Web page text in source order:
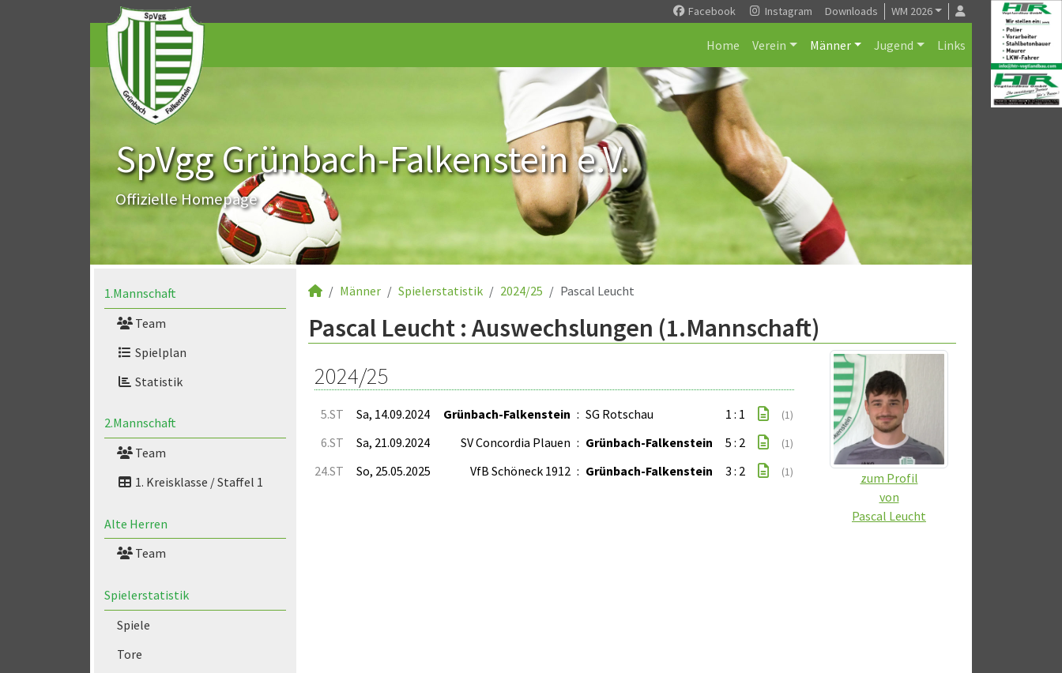
Facebook Instagram Downloads WM 2026
Home Verein Männer Jugend Links
SpVgg Grünbach-Falkenstein e.V.
Offizielle Homepage
1.Mannschaft
Team
Spielplan
Statistik
2.Mannschaft
Team
1. Kreisklasse / Staffel 1
Alte Herren
Team
Spielerstatistik
Spiele
Tore
Männer Spielerstatistik 2024/25 Pascal Leucht
Pascal Leucht : Auswechslungen (1.Mannschaft)
zum Profil
von
Pascal Leucht
2024/25
5.ST Sa, 14.09.2024 Grünbach-Falkenstein : SG Rotschau 1 : 1 (1)
6.ST Sa, 21.09.2024 SV Concordia Plauen : Grünbach-Falkenstein 5 : 2 (1)
24.ST So, 25.05.2025 VfB Schöneck 1912 : Grünbach-Falkenstein 3 : 2 (1)